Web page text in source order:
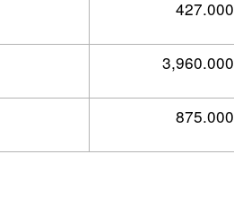
427.000
3,960.000
875.000